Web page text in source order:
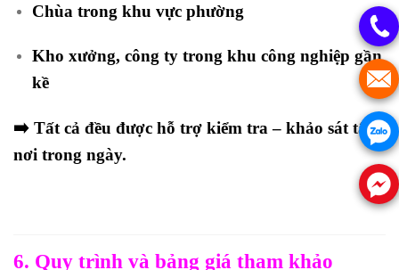
Chùa trong khu vực phường
Kho xưởng, công ty trong khu công nghiệp gần
kề
➡️ Tất cả đều được hỗ trợ kiểm tra – khảo sát tận
nơi trong ngày.
6. Quy trình và bảng giá tham khảo